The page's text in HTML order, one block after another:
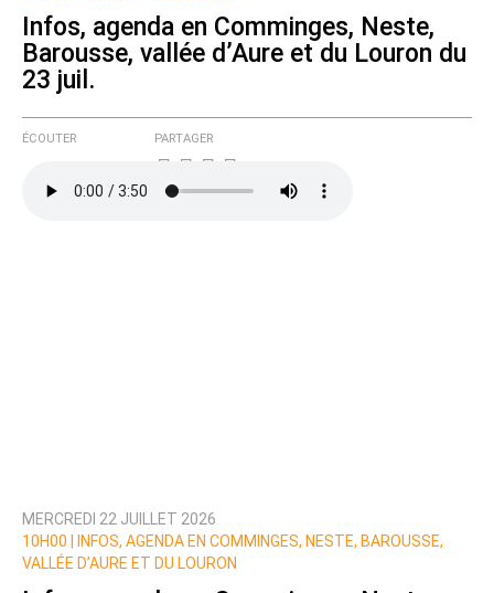
Infos, agenda en Comminges, Neste,
Barousse, vallée d’Aure et du Louron du
23 juil.
ÉCOUTER PARTAGER
MERCREDI 22 JUILLET 2026
10H00 |
INFOS, AGENDA EN COMMINGES, NESTE, BAROUSSE,
VALLÉE D’AURE ET DU LOURON